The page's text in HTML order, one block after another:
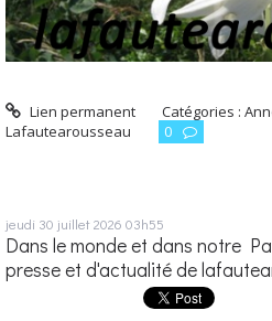
Lien permanent Catégories :
Lafautearousseau
0
jeudi 30 juillet 2026 03h55
Dans le monde et dans notre
presse et d'actualité de